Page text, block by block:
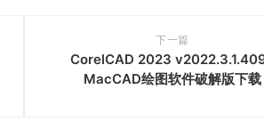
下一篇
CorelCAD 2023
MacCAD绘图软件破解版下载